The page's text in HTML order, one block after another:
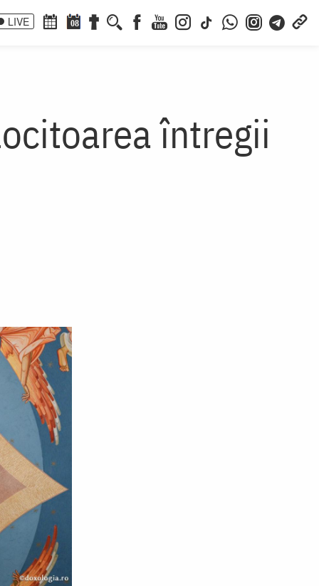
LIVE 08
întregii